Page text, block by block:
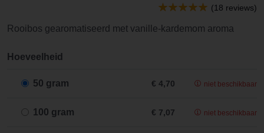
(18 reviews)
Rooibos gearomatiseerd met vanille-kardemom aroma
Hoeveelheid
50 gram € 4,70 niet beschikbaar
100 gram € 7,07 niet beschikbaar